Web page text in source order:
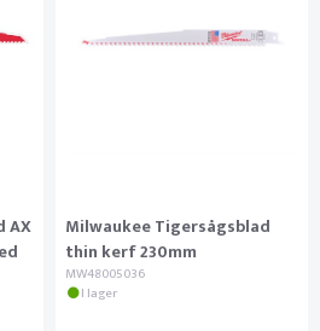
AX
Milwaukee Tigersågsblad
thin kerf 230mm
MW48005036
I lager